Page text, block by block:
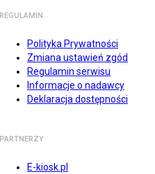
REGULAMIN
Polityka Prywatności
Zmiana ustawień zgód
Regulamin serwisu
Informacje o nadawcy
Deklaracja dostępności
PARTNERZY
E-kiosk.pl